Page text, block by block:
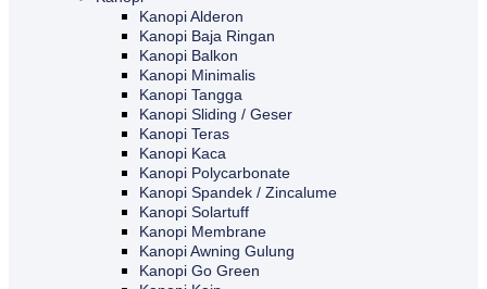
Kanopi Alderon
Kanopi Baja Ringan
Kanopi Balkon
Kanopi Minimalis
Kanopi Tangga
Kanopi Sliding / Geser
Kanopi Teras
Kanopi Kaca
Kanopi Polycarbonate
Kanopi Spandek / Zincalume
Kanopi Solartuff
Kanopi Membrane
Kanopi Awning Gulung
Kanopi Go Green